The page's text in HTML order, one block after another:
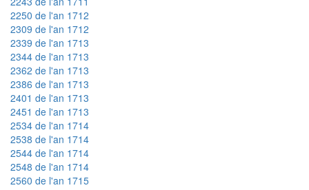
2250 de l'an 1712
2309 de l'an 1712
2339 de l'an 1713
2344 de l'an 1713
2362 de l'an 1713
2386 de l'an 1713
2401 de l'an 1713
2451 de l'an 1713
2534 de l'an 1714
2538 de l'an 1714
2544 de l'an 1714
2548 de l'an 1714
2560 de l'an 1715